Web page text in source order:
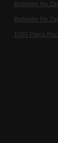
Bebekler Ne
Bebekler Ne
1000 Parça